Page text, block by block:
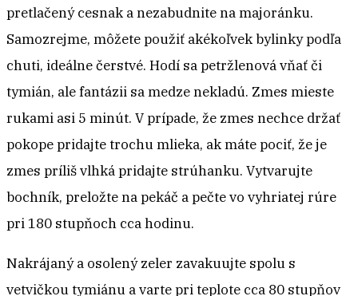
pretlačený cesnak a nezabudnite na majoránku.
Samozrejme, môžete použiť akékoľvek bylinky podľa
chuti, ideálne čerstvé. Hodí sa petržlenová vňať či
tymián, ale fantázii sa medze nekladú. Zmes mieste
rukami asi 5 minút. V prípade, že zmes nechce držať
pokope pridajte trochu mlieka, ak máte pociť, že je
zmes príliš vlhká pridajte strúhanku. Vytvarujte
bochník, preložte na pekáč a pečte vo vyhriatej rúre
pri 180 stupňoch cca hodinu.
Nakrájaný a osolený zeler zavakuujte spolu s
vetvičkou tymiánu a varte pri teplote cca 80 stupňov